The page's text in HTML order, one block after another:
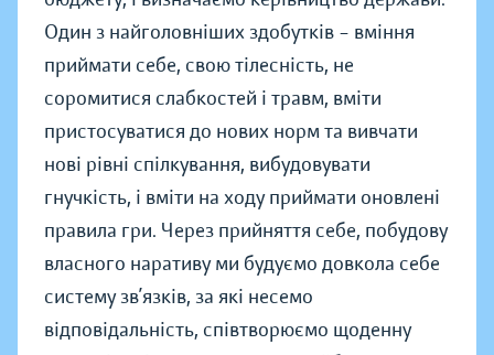
Один з найголовніших здобутків – вміння
приймати себе, свою тілесність, не
соромитися слабкостей і травм, вміти
пристосуватися до нових норм та вивчати
нові рівні спілкування, вибудовувати
гнучкість, і вміти на ходу приймати оновлені
правила гри. Через прийняття себе, побудову
власного наративу ми будуємо довкола себе
систему зв’язків, за які несемо
відповідальність, співтворюємо щоденну